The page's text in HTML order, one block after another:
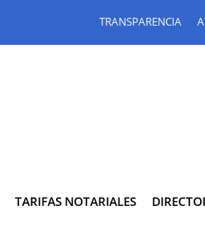
TRANSPARENCIA
TARIFAS NOTARIALES